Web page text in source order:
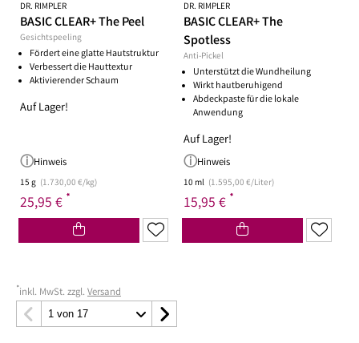
DR. RIMPLER
BASIC CLEAR+ The Peel
Gesichtspeeling
Fördert eine glatte Hautstruktur
Verbessert die Hauttextur
Aktivierender Schaum
Auf Lager!
Hinweis
15 g (1.730,00 €/kg)
25,95 € *
DR. RIMPLER
BASIC CLEAR+ The
Spotless
Anti-Pickel
Unterstützt die Wundheilung
Wirkt hautberuhigend
Abdeckpaste für die lokale
Anwendung
Auf Lager!
Hinweis
10 ml (1.595,00 €/Liter)
15,95 € *
*inkl. MwSt. zzgl. Versand